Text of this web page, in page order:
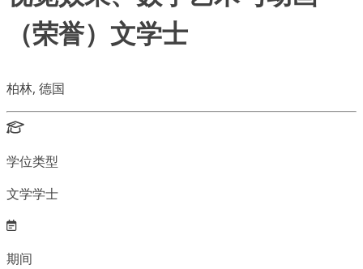
（荣誉）文学士
柏林, 德国
学位类型
文学学士
期间